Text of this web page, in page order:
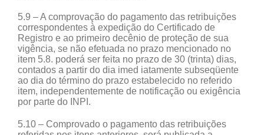
5.9 – A comprovação do pagamento das retribuições
correspondentes à expedição do Certificado de
Registro e ao primeiro decênio de proteção de sua
vigência, se não efetuada no prazo mencionado no
item 5.8. poderá ser feita no prazo de 30 (trinta) dias,
contados a partir do dia imed iatamente subseqüente
ao dia do término do prazo estabelecido no referido
item, independentemente de notificação ou exigência
por parte do INPI.
5.10 – Comprovado o pagamento das retribuições